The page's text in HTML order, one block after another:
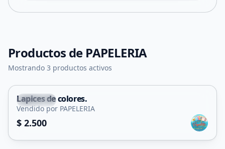
Productos de PAPELERIA
Mostrando 3 productos activos
Capital
Lapices de colores.
Vendido por PAPELERIA
$ 2.500